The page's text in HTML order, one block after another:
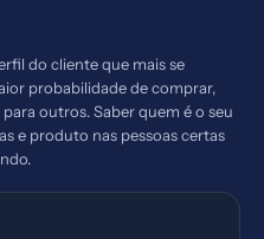
do cliente que mais se
probabilidade de comprar,
outros. Saber quem é o seu
e produto nas pessoas certas